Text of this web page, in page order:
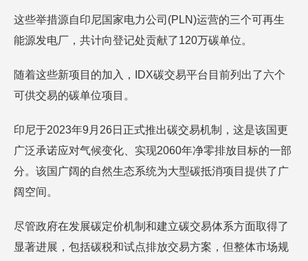
这些举措源自印尼国家电力公司(PLN)运营的三个可再生
能源发电厂，共计向登记处贡献了120万碳单位。
随着这些新项目的加入，IDX碳交易平台目前列出了六个
可供交易的碳单位项目。
印尼于2023年9月26日正式推出碳交易机制，这是该国更
广泛承诺应对气候变化、实现2060年净零排放目标的一部
分。该国广阔的自然生态系统为大型碳抵消项目提供了广
阔空间。
尽管政府在发展碳定价机制和建立碳交易体系方面取得了
显著进展，包括碳税和试点排放交易方案，但整体市场规